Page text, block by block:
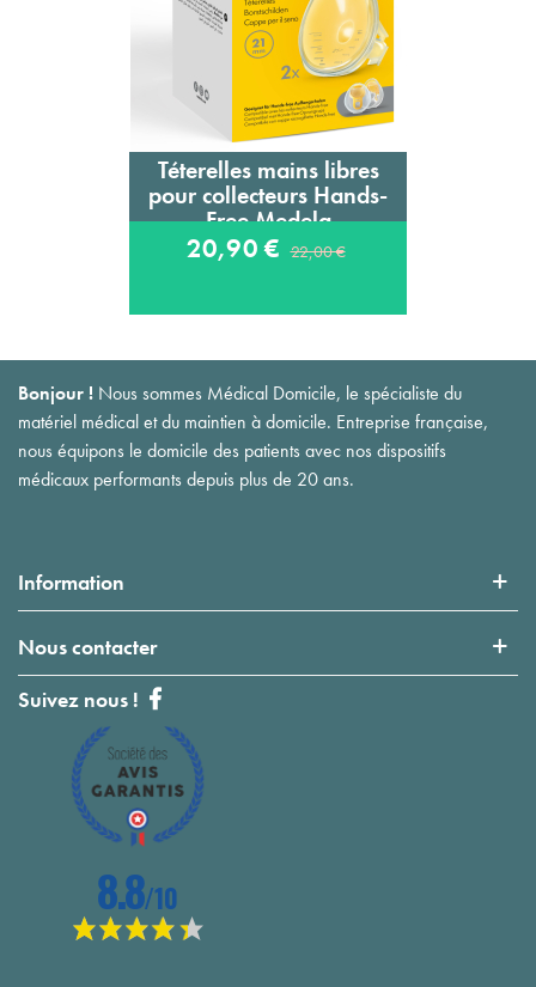
Téterelles mains libres
pour collecteurs Hands-
Free Medela
20,90 € 22,00 €
Bonjour ! Nous sommes Médical Domicile, le spécialiste du
matériel médical et du maintien à domicile. Entreprise française,
nous équipons le domicile des patients avec nos dispositifs
médicaux performants depuis plus de 20 ans.
Information
Nous contacter
Suivez nous !